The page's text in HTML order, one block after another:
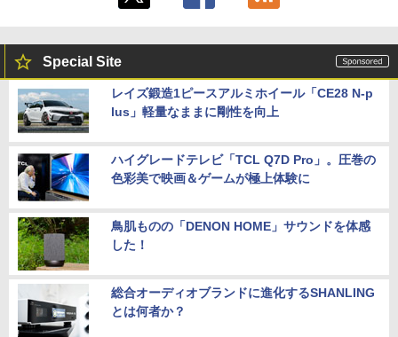
Special Site
レイズ鍛造1ピースアルミホイール「CE28 N-p
lus」軽量なままに剛性を向上
ハイグレードテレビ「TCL Q7D Pro」。圧巻の
色彩美で映画＆ゲームが極上体験に
鳥肌ものの「DENON HOME」サウンドを体感
した！
総合オーディオブランドに進化するSHANLING
とは何者か？